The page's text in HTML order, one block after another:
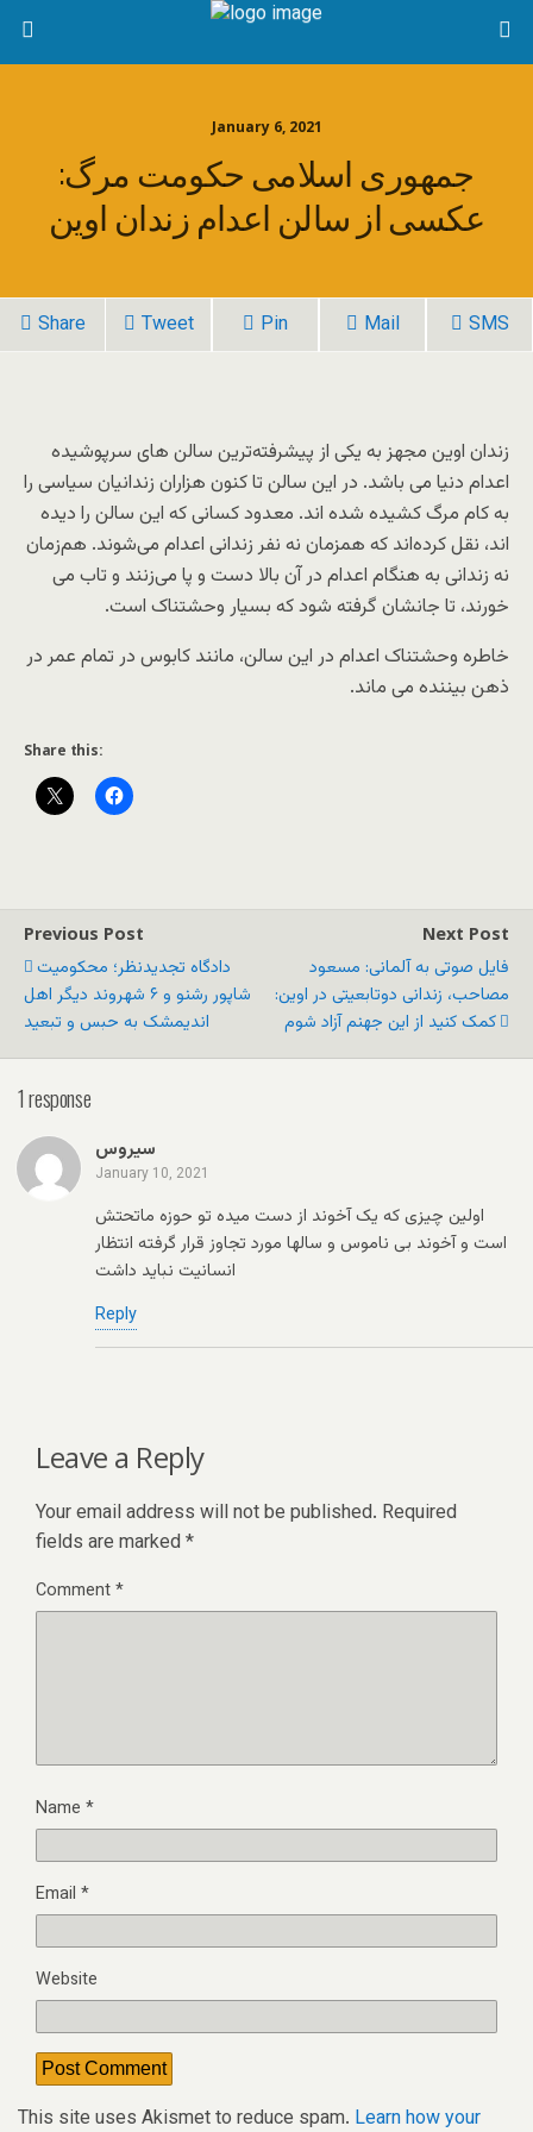
January 6, 2021
جمهوری اسلامی حکومت مرگ:
عکسی از سالن اعدام زندان اوین
Share Tweet Pin Mail SMS
زندان اوین مجهز به یکی از پیشرفته‌ترین سالن های سرپوشیده
اعدام دنیا می باشد. در این سالن تا کنون هزاران زندانیان سیاسی را
به کام مرگ کشیده شده اند. معدود کسانی که این سالن را دیده
اند، نقل کرده‌اند که همزمان نه نفر زندانی اعدام می‌شوند. هم‌زمان
نه زندانی به هنگام اعدام در آن بالا دست و پا می‌زنند و تاب می
خورند، تا جانشان گرفته شود که بسیار وحشتناک است.
خاطره وحشتناک اعدام در این سالن، مانند کابوس در تمام عمر در
ذهن بیننده می ماند.
Share this:
Previous Post
دادگاه تجدیدنظر؛ محکومیت
شاپور رشنو و ۶ شهروند دیگر اهل
اندیمشک به حبس و تبعید
Next Post
فایل صوتی به آلمانی: مسعود
مصاحب، زندانی دوتابعیتی در اوین:
کمک کنید از این جهنم آزاد شوم
1 response
سیروس
January 10, 2021
اولین چیزی که یک آخوند از دست میده تو حوزه ماتحتش
است و آخوند بی ناموس و سالها مورد تجاوز قرار گرفته انتظار
انسانیت نباید داشت
Reply
Leave a Reply
Your email address will not be published. Required
fields are marked *
Comment*
Name *
Email *
Website
This site uses Akismet to reduce spam. Learn how your